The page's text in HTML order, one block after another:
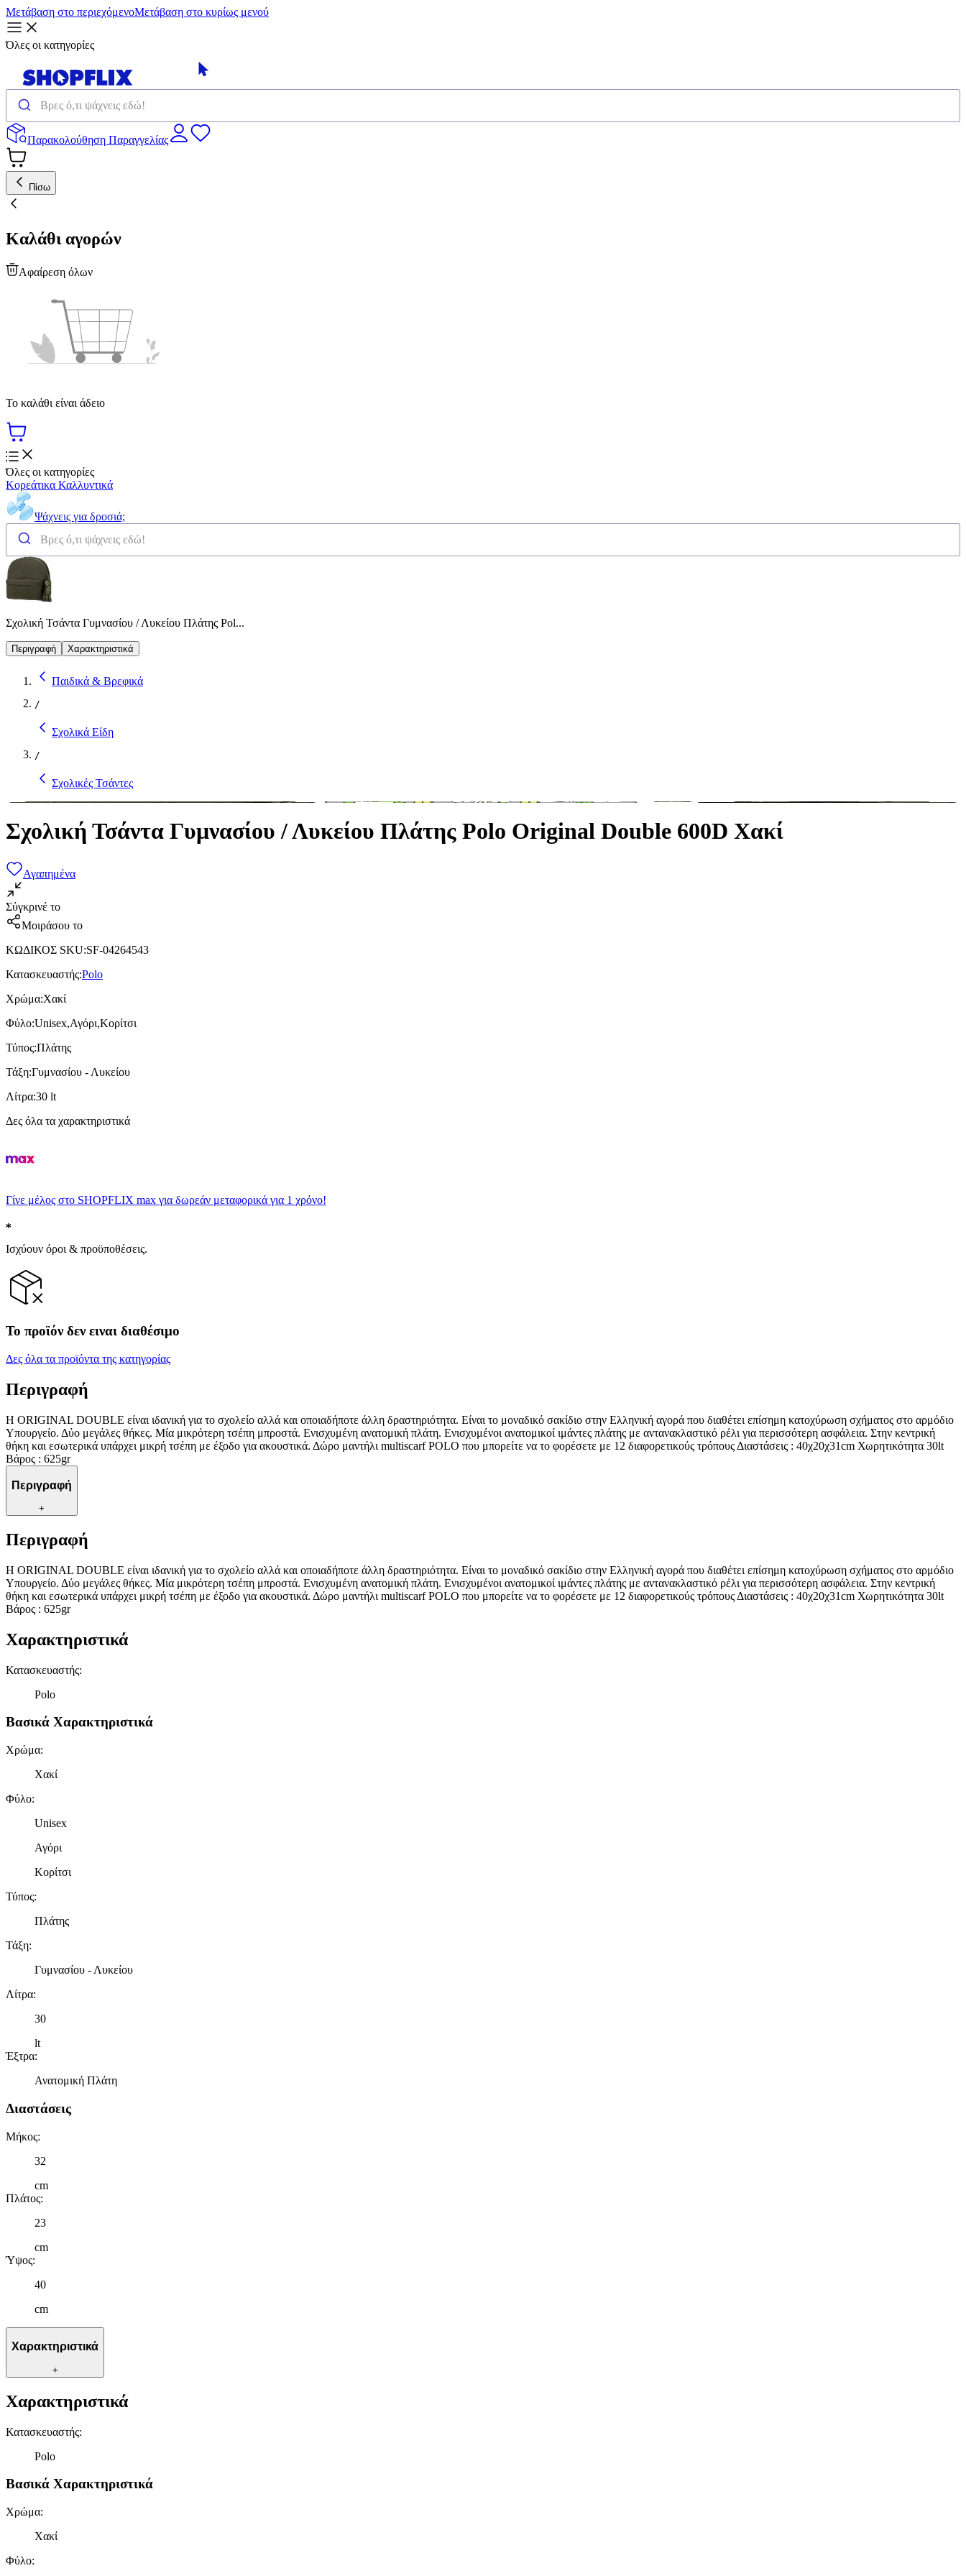
Μετάβαση στο περιεχόμενοΜετάβαση στο κυρίως μενού
Όλες οι κατηγορίες
Παρακολούθηση Παραγγελίας
Πίσω
Καλάθι αγορών
Αφαίρεση όλων
Το καλάθι είναι άδειο
Όλες οι κατηγορίες
Κορεάτικα Καλλυντικά
Ψάχνεις για δροσιά;
Σχολική Τσάντα Γυμνασίου / Λυκείου Πλάτης Pol...
Περιγραφή Χαρακτηριστικά
Παιδικά & Βρεφικά
/
Σχολικά Είδη
/
Σχολικές Τσάντες
Σχολική Τσάντα Γυμνασίου / Λυκείου Πλάτης Polo Original Double 600D Χακί
Αγαπημένα
Σύγκρινέ το
Μοιράσου το
ΚΩΔΙΚΟΣ SKU:SF-04264543
Κατασκευαστής:Polo
Χρώμα:Χακί
Φύλο:Unisex,Αγόρι,Κορίτσι
Τύπος:Πλάτης
Τάξη:Γυμνασίου - Λυκείου
Λίτρα:30 lt
Δες όλα τα χαρακτηριστικά
Γίνε μέλος στο SHOPFLIX max για δωρεάν μεταφορικά για 1 χρόνο!
Ισχύουν όροι & προϋποθέσεις.
Το προϊόν δεν ειναι διαθέσιμο
Δες όλα τα προϊόντα της κατηγορίας
Περιγραφή
Η ORIGINAL DOUBLE είναι ιδανική για το σχολείο αλλά και οποιαδήποτε άλλη δραστηριότητα. Είναι τo μοναδικό σακίδιο στην Ελληνική αγορά που διαθέτει επίσημη κατοχύρωση σχήματος στο αρμόδιο
Υπουργείο. Δύο μεγάλες θήκες. Μία μικρότερη τσέπη μπροστά. Ενισχυμένη ανατομική πλάτη. Ενισχυμένοι ανατομικοί ιμάντες πλάτης με αντανακλαστικό ρέλι για περισσότερη ασφάλεια. Στην κεντρική
θήκη και εσωτερικά υπάρχει μικρή τσέπη με έξοδο για ακουστικά. Δώρο μαντήλι multiscarf POLO που μπορείτε να το φορέσετε με 12 διαφορετικούς τρόπους Διαστάσεις : 40χ20χ31cm Χωρητικότητα 30lt
Βάρος : 625gr
Περιγραφή
+
Περιγραφή
Η ORIGINAL DOUBLE είναι ιδανική για το σχολείο αλλά και οποιαδήποτε άλλη δραστηριότητα. Είναι τo μοναδικό σακίδιο στην Ελληνική αγορά που διαθέτει επίσημη κατοχύρωση σχήματος στο αρμόδιο
Υπουργείο. Δύο μεγάλες θήκες. Μία μικρότερη τσέπη μπροστά. Ενισχυμένη ανατομική πλάτη. Ενισχυμένοι ανατομικοί ιμάντες πλάτης με αντανακλαστικό ρέλι για περισσότερη ασφάλεια. Στην κεντρική
θήκη και εσωτερικά υπάρχει μικρή τσέπη με έξοδο για ακουστικά. Δώρο μαντήλι multiscarf POLO που μπορείτε να το φορέσετε με 12 διαφορετικούς τρόπους Διαστάσεις : 40χ20χ31cm Χωρητικότητα 30lt
Βάρος : 625gr
Χαρακτηριστικά
Κατασκευαστής:
Polo
Βασικά Χαρακτηριστικά
Χρώμα:
Χακί
Φύλο:
Unisex
Αγόρι
Κορίτσι
Τύπος:
Πλάτης
Τάξη:
Γυμνασίου - Λυκείου
Λίτρα:
30
lt
Έξτρα:
Ανατομική Πλάτη
Διαστάσεις
Μήκος:
32
cm
Πλάτος:
23
cm
Ύψος:
40
cm
Χαρακτηριστικά
+
Χαρακτηριστικά
Κατασκευαστής:
Polo
Βασικά Χαρακτηριστικά
Χρώμα:
Χακί
Φύλο: